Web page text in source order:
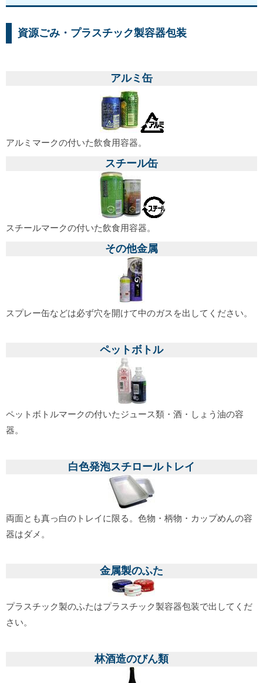
資源ごみ・プラスチック製容器包装
アルミ缶
アルミマークの付いた飲食用容器。
スチール缶
スチールマークの付いた飲食用容器。
その他金属
スプレー缶などは必ず穴を開けて中のガスを出してください。
ペットボトル
ペットボトルマークの付いたジュース類・酒・しょう油の容
器。
白色発泡スチロールトレイ
両面とも真っ白のトレイに限る。色物・柄物・カップめんの容
器はダメ。
金属製のふた
プラスチック製のふたはプラスチック製容器包装で出してくだ
さい。
林酒造のびん類